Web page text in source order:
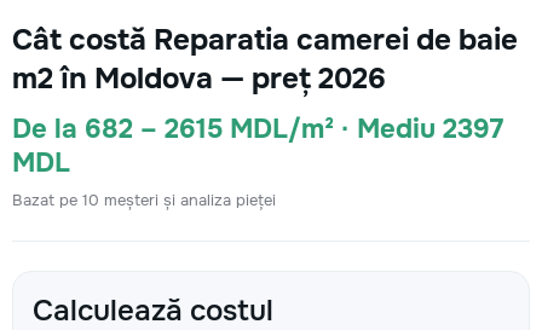
Cât costă Reparatia camerei de baie
m2 în Moldova — preț 2026
De la 682 – 2615 MDL/m² · Mediu 2397
MDL
Bazat pe 10 meșteri și analiza pieței
Calculează costul